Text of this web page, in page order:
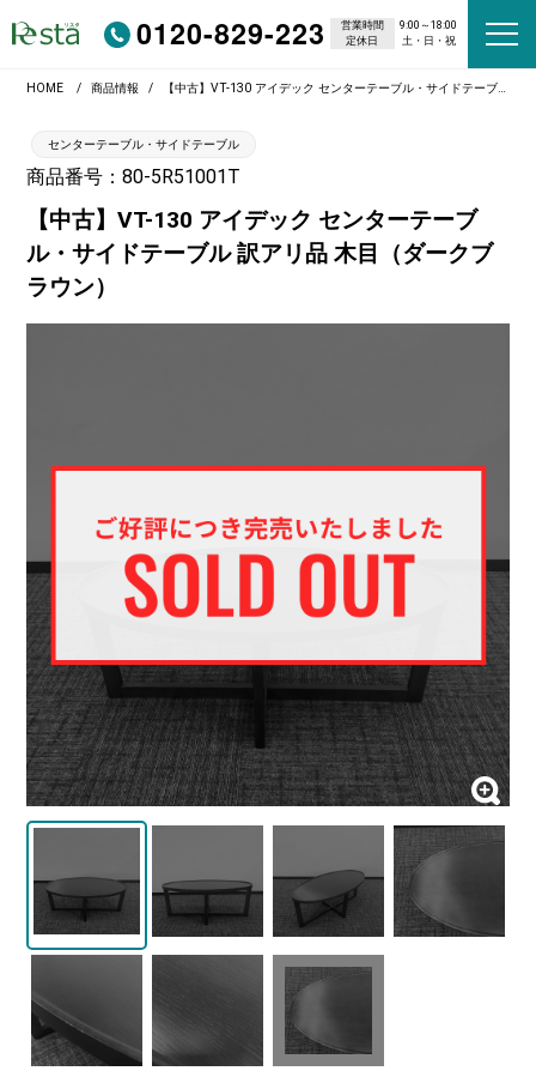
0120-829-223 営業時間
9:00～18:00
定休日
土・日・祝
HOME 商品情報 【中古】VT-130 アイデック センターテーブル・サイドテーブル 訳アリ品 木目（ダークブラウン）
センターテーブル・サイドテーブル
商品番号：80-5R51001T
【中古】VT-130 アイデック センターテーブ
ル・サイドテーブル 訳アリ品 木目（ダークブ
ラウン）